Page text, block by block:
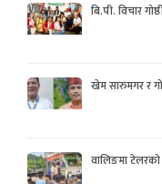
बि.पी. विचार
खेम सारुमगर र
वालिङमा